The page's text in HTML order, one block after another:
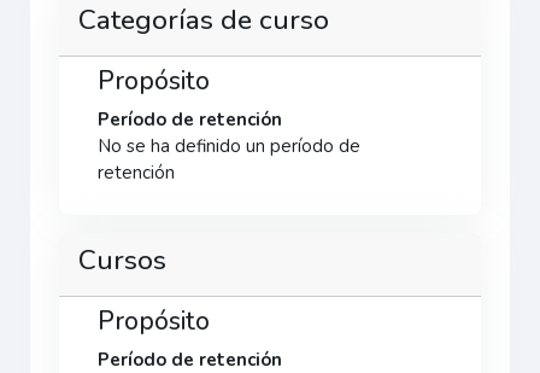
Categorías de curso
Propósito
Período de retención
No se ha definido un período de
retención
Cursos
Propósito
Período de retención